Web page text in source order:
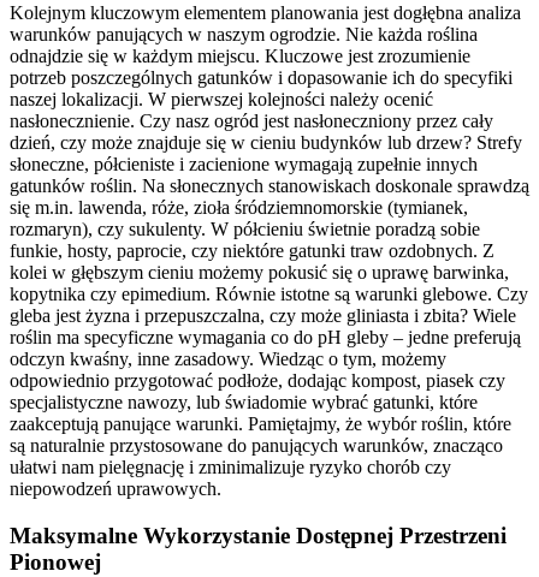
Kolejnym kluczowym elementem planowania jest dogłębna analiza
warunków panujących w naszym ogrodzie. Nie każda roślina
odnajdzie się w każdym miejscu. Kluczowe jest zrozumienie
potrzeb poszczególnych gatunków i dopasowanie ich do specyfiki
naszej lokalizacji. W pierwszej kolejności należy ocenić
nasłonecznienie. Czy nasz ogród jest nasłoneczniony przez cały
dzień, czy może znajduje się w cieniu budynków lub drzew? Strefy
słoneczne, półcieniste i zacienione wymagają zupełnie innych
gatunków roślin. Na słonecznych stanowiskach doskonale sprawdzą
się m.in. lawenda, róże, zioła śródziemnomorskie (tymianek,
rozmaryn), czy sukulenty. W półcieniu świetnie poradzą sobie
funkie, hosty, paprocie, czy niektóre gatunki traw ozdobnych. Z
kolei w głębszym cieniu możemy pokusić się o uprawę barwinka,
kopytnika czy epimedium. Równie istotne są warunki glebowe. Czy
gleba jest żyzna i przepuszczalna, czy może gliniasta i zbita? Wiele
roślin ma specyficzne wymagania co do pH gleby – jedne preferują
odczyn kwaśny, inne zasadowy. Wiedząc o tym, możemy
odpowiednio przygotować podłoże, dodając kompost, piasek czy
specjalistyczne nawozy, lub świadomie wybrać gatunki, które
zaakceptują panujące warunki. Pamiętajmy, że wybór roślin, które
są naturalnie przystosowane do panujących warunków, znacząco
ułatwi nam pielęgnację i zminimalizuje ryzyko chorób czy
niepowodzeń uprawowych.
Maksymalne Wykorzystanie Dostępnej Przestrzeni
Pionowej